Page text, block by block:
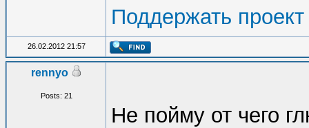
Поддержать проект
26.02.2012 21:57
rennyo
Posts: 21
Не пойму от чего